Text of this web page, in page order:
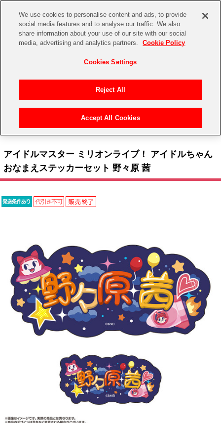
CHANNEL STORE EVENT
ゲーム 電子書籍
その他先行受付
プレミアム会員とは
アイドルマスターシリーズ
アイドルマスター
アイドルマスター SideM
アイドルマスター シャイニーカラーズ
テイルズ オブ シリーズ
電音部
鉄拳
太鼓の達人
ナムコクラシック
スサノオマジック
イベントグッズ
トイ・ホビー
アイドルマスター シリーズ>アイドルマスター ミリオンライブ！
アイドルマスター ミリオンライブ！ アイドルちゃん
おなまえステッカーセット 野々原 茜
We use cookies to personalise content and ads, to provide
social media features and to analyse our traffic. We also
share information about your use of our site with our social
media, advertising and analytics partners.
Cookie Policy
Cookies Settings
Reject All
Accept All Cookies